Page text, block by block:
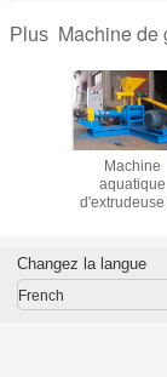
Plus Machine de
de la
Machine
aquatique
d'extrudeuse
d'animal
capacité
Changez la langue
French